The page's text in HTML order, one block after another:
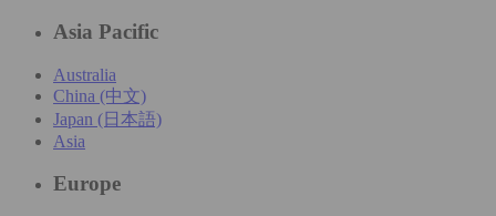
Asia Pacific
Australia
China (中文)
Japan (日本語)
Asia
Europe